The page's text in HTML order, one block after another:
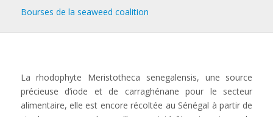
Bourses de la seaweed coalition
La rhodophyte Meristotheca senegalensis, une source
précieuse d’iode et de carraghénane pour le secteur
alimentaire, elle est encore récoltée au Sénégal à partir de